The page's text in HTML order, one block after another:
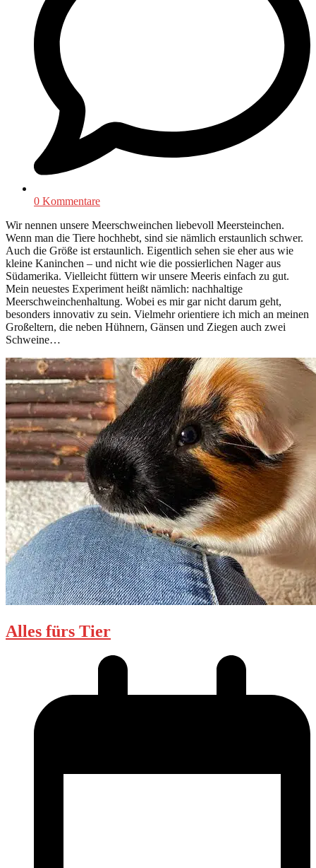
0 Kommentare
Wir nennen unsere Meerschweinchen liebevoll Meersteinchen.
Wenn man die Tiere hochhebt, sind sie nämlich erstaunlich schwer.
Auch die Größe ist erstaunlich. Eigentlich sehen sie eher aus wie
kleine Kaninchen – und nicht wie die possierlichen Nager aus
Südamerika. Vielleicht füttern wir unsere Meeris einfach zu gut.
Mein neuestes Experiment heißt nämlich: nachhaltige
Meerschweinchenhaltung. Wobei es mir gar nicht darum geht,
besonders innovativ zu sein. Vielmehr orientiere ich mich an meinen
Großeltern, die neben Hühnern, Gänsen und Ziegen auch zwei
Schweine…
Alles fürs Tier